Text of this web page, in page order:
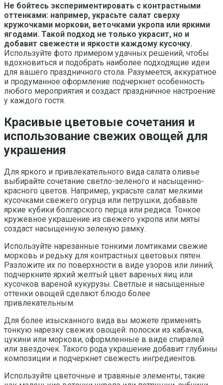
Не бойтесь экспериментировать с контрастными
оттенками: например, украсьте салат сверху
кружочками моркови, веточками укропа или яркими
ягодами. Такой подход не только украсит, но и
добавит свежести и яркости каждому кусочку.
Используйте фото примером удачных решений, чтобы
вдохновиться и подобрать наиболее подходящие идеи
для вашего праздничного стола. Разумеется, аккуратное
и продуманное оформление подчеркнет особенность
любого мероприятия и создаст праздничное настроение
у каждого гостя.
Красивые цветовые сочетания и
использование свежих овощей для
украшения
Для яркого и привлекательного вида салата оливье
выбирайте сочетание светло-зеленого и насыщенно-
красного цветов. Например, украсьте салат мелкими
кусочками свежего огурца или петрушки, добавьте
яркие кубики болгарского перца или редиса. Тонкое
кружевное украшение из свежего укропа или мяты
создаст насыщенную зеленую рамку.
Используйте нарезанные тонкими ломтиками свежие
морковь и редьку для контрастных цветовых пятен.
Разложите их по поверхности в виде узоров или линий,
подчеркните яркий желтый цвет вареных яиц или
кусочков вареной кукурузы. Светлые и насыщенные
оттенки овощей сделают блюдо более
привлекательным.
Для более изысканного вида вы можете применять
тонкую нарезку свежих овощей: полоски из кабачка,
цукини или моркови, оформленные в виде спиралей
или звездочек. Такого рода украшение добавит глубины
композиции и подчеркнет свежесть ингредиентов.
Используйте цветочные и травяные элементы, такие